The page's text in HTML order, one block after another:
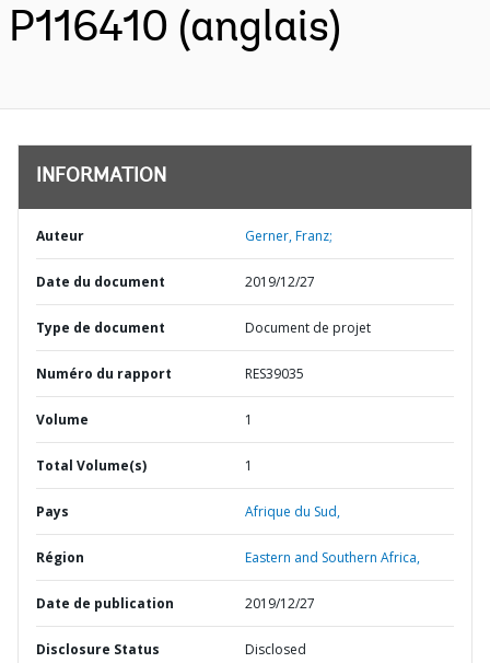
P116410 (anglais)
INFORMATION
Auteur Gerner, Franz;
Date du document 2019/12/27
Type de document Document de projet
Numéro du rapport RES39035
Volume 1
Total Volume(s) 1
Pays Afrique du Sud,
Région Eastern and Southern Africa,
Date de publication 2019/12/27
Disclosure Status Disclosed